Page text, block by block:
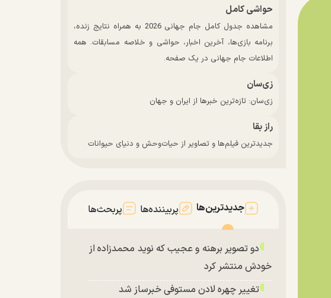
حواشی کامل
مشاهده جدول کامل جام جهانی 2026 به همراه نتایج زنده،
برنامه بازی‌ها، آخرین اخبار، حواشی و خلاصه مسابقات. همه
اطلاعات جام جهانی در یک صفحه.
زی‌سان
زی‌سان: تازه‌ترین خبرها از ایران و جهان
راز بقا
جدیدترین فیلم‌ها و تصاویر از حیات‌وحش و دنیای حیوانات
جدیدترین‌ها پربیننده‌ها پربحث‌ها
دو تصویر برهنه و عجیب که نوید محمدزاده از
خودش منتشر کرد
تغییر چهره لادن مستوفی خبرساز شد